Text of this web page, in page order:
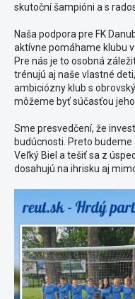
skutoční šampióni a s
Naša podpora pre FK
aktívne pomáhame klubu
Pre nás je to osobná
trénujú aj naše vlastné
ambiciózny klub s
môžeme byť súčasťou
Sme presvedčení, že
budúcnosti. Preto budeme
Veľký Biel a tešiť sa z
dosahujú na ihrisku aj